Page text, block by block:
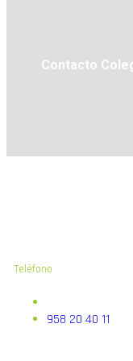
Contacto
Teléfono
958 20 40 11